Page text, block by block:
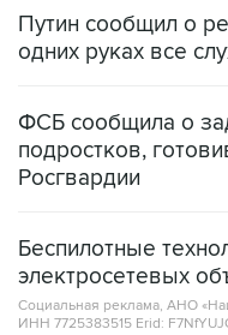
Путин сообщил о
одних руках все
ФСБ сообщила о
подростков,
Росгвардии
Беспилотные
электросетевых
Социальная реклама, АНО
ИНН 7725383515 Erid: